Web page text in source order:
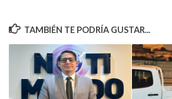
TAMBIÉN TE PODRÍA GUSTAR...